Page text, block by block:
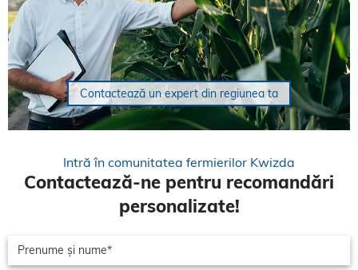
Contactează un expert din regiunea ta
Intră în comunitatea fermierilor Kwizda
Contactează-ne pentru recomandări
personalizate!